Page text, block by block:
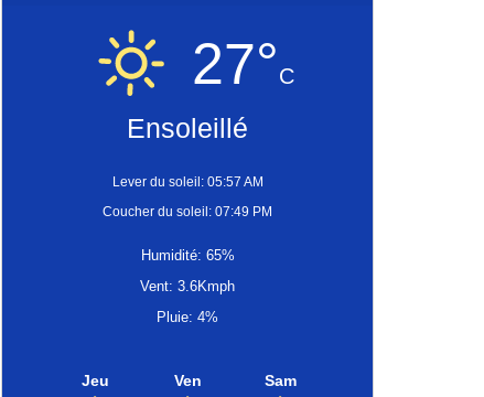
27°C
Ensoleillé
Lever du soleil: 05:57 AM
Coucher du soleil: 07:49 PM
Humidité: 65%
Vent: 3.6Kmph
Pluie: 4%
Jeu Ven Sam